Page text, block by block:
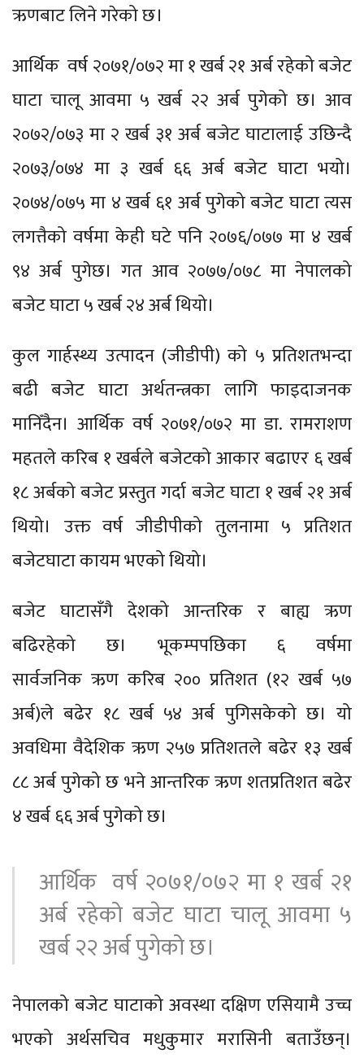
ऋणबाट लिने गरेको छ।
आर्थिक वर्ष २०७१/०७२ मा १ खर्ब २१ अर्ब रहेको बजेट
घाटा चालू आवमा ५ खर्ब २२ अर्ब पुगेको छ। आव
२०७२/०७३ मा २ खर्ब ३१ अर्ब बजेट घाटालाई उछिन्दै
२०७३/०७४ मा ३ खर्ब ६६ अर्ब बजेट घाटा भयो।
२०७४/०७५ मा ४ खर्ब ६१ अर्ब पुगेको बजेट घाटा त्यस
लगत्तैको वर्षमा केही घटे पनि २०७६/०७७ मा ४ खर्ब
९४ अर्ब पुगेछ। गत आव २०७७/०७८ मा नेपालको
बजेट घाटा ५ खर्ब २४ अर्ब थियो।
कुल गार्हस्थ्य उत्पादन (जीडीपी) को ५ प्रतिशतभन्दा
बढी बजेट घाटा अर्थतन्त्रका लागि फाइदाजनक
मानिँदैन। आर्थिक वर्ष २०७१/०७२ मा डा. रामराशण
महतले करिब १ खर्बले बजेटको आकार बढाएर ६ खर्ब
१८ अर्बको बजेट प्रस्तुत गर्दा बजेट घाटा १ खर्ब २१ अर्ब
थियो। उक्त वर्ष जीडीपीको तुलनामा ५ प्रतिशत
बजेटघाटा कायम भएको थियो।
बजेट घाटासँगै देशको आन्तरिक र बाह्य ऋण
बढिरहेको छ। भूकम्पपछिका ६ वर्षमा
सार्वजनिक ऋण करिब २०० प्रतिशत (१२ खर्ब ५७
अर्ब)ले बढेर १८ खर्ब ५४ अर्ब पुगिसकेको छ। यो
अवधिमा वैदेशिक ऋण २५७ प्रतिशतले बढेर १३ खर्ब
८८ अर्ब पुगेको छ भने आन्तरिक ऋण शतप्रतिशत बढेर
४ खर्ब ६६ अर्ब पुगेको छ।
आर्थिक वर्ष २०७१/०७२ मा १ खर्ब २१
अर्ब रहेको बजेट घाटा चालू आवमा ५
खर्ब २२ अर्ब पुगेको छ।
नेपालको बजेट घाटाको अवस्था दक्षिण एसियामै उच्च
भएको अर्थसचिव मधुकुमार मरासिनी बताउँछन्।